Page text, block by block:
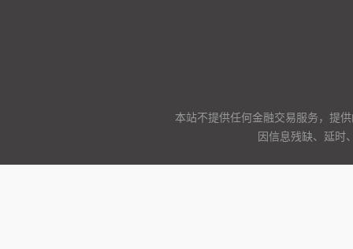
本站不提供任何金融交易服务，提
因信息残缺、延时